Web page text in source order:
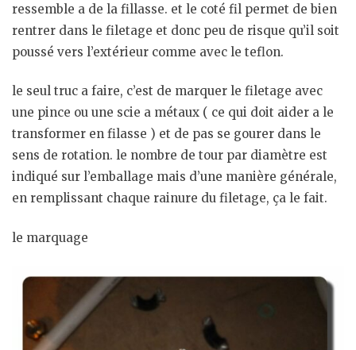
ressemble a de la fillasse. et le coté fil permet de bien
rentrer dans le filetage et donc peu de risque qu’il soit
poussé vers l’extérieur comme avec le teflon.
le seul truc a faire, c’est de marquer le filetage avec
une pince ou une scie a métaux ( ce qui doit aider a le
transformer en filasse ) et de pas se gourer dans le
sens de rotation. le nombre de tour par diamètre est
indiqué sur l’emballage mais d’une manière générale,
en remplissant chaque rainure du filetage, ça le fait.
le marquage